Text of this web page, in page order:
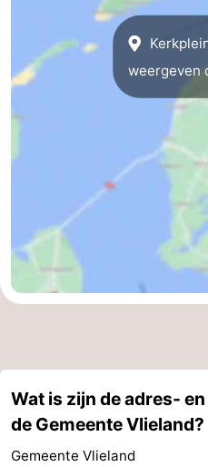
weergeven
Wat is zijn de adres-
de Gemeente Vlieland?
Gemeente Vlieland